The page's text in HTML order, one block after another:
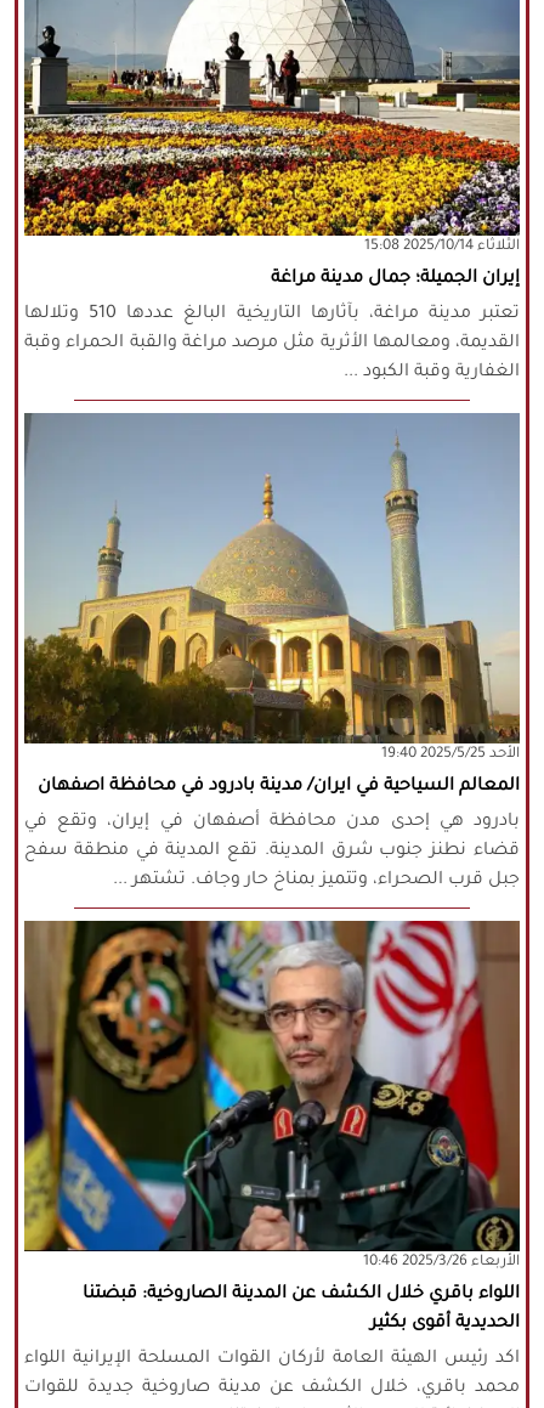
‫‫الثلاثاء‬‬ 2025/10/14 15:08
إيران الجميلة؛ جمال مدينة مراغة
تعتبر مدينة مراغة، بآثارها التاريخية البالغ عددها 510 وتلالها
القديمة، ومعالمها الأثرية مثل مرصد مراغة والقبة الحمراء وقبة
الغفارية وقبة الكبود ...
‫‫الأحد‬‬ 2025/5/25 19:40
المعالم السياحية في ايران/ مدينة بادرود في محافظة اصفهان
بادرود هي إحدى مدن محافظة أصفهان في إيران، وتقع في
قضاء نطنز جنوب شرق المدينة. تقع المدينة في منطقة سفح
جبل قرب الصحراء، وتتميز بمناخ حار وجاف. تشتهر ...
‫‫الأربعاء‬‬ 2025/3/26 10:46
اللواء باقري خلال الكشف عن المدينة الصاروخية: قبضتنا
الحديدية أقوى بكثير
اكد رئيس الهيئة العامة لأركان القوات المسلحة الإيرانية اللواء
محمد باقري، خلال الكشف عن مدينة صاروخية جديدة للقوات